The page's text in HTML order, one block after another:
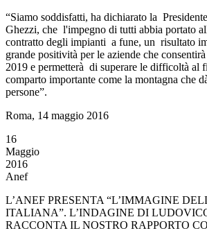
“Siamo soddisfatti, ha dichiarato la
Ghezzi, che l'impegno di tutti abbia portato
contratto degli impianti a fune, un risultato
grande positività per le aziende che
2019 e permetterà di superare le difficoltà al
comparto importante come la montagna che
persone”.
Roma, 14 maggio 2016
16
Maggio
2016
Anef
L’ANEF PRESENTA “L’IMMAGINE
ITALIANA”. L’INDAGINE DI
RACCONTA IL NOSTRO RAPPORTO